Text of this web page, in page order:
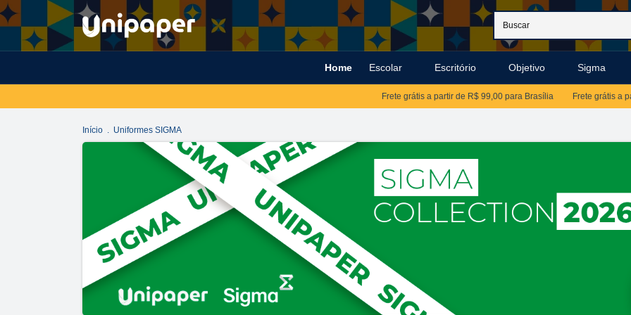
Home Escolar Escritório Objetivo Sigma
Frete grátis a partir de R$ 99,00 para Brasília Frete grátis a partir de
Início . Uniformes SIGMA